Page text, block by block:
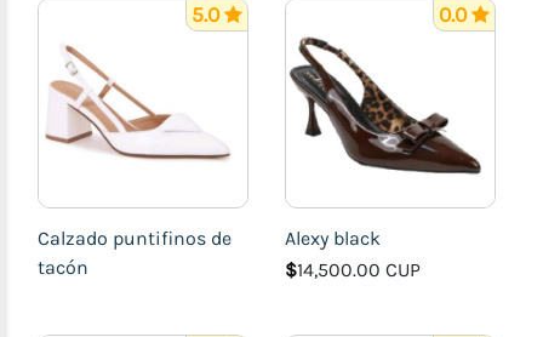
5.0
Calzado puntifinos de
tacón
0.0
Alexy black
$14,500.00 CUP